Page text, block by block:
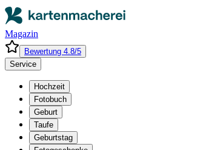
Magazin
Bewertung 4.8/5
Service
Hochzeit
Fotobuch
Geburt
Taufe
Geburtstag